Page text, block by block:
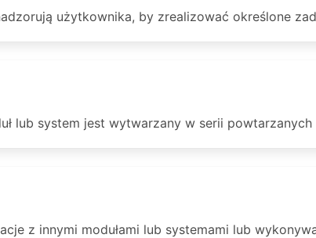
użytkownika, by zrealizować określone
lub system jest wytwarzany w serii powtarzanych
z innymi modułami lub systemami lub